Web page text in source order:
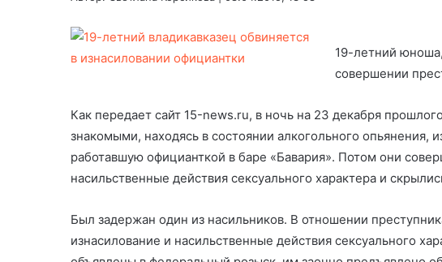
19-летний
совершении
Как передает сайт 15-news.ru, в ночь на 23 декабря
знакомыми, находясь в состоянии алкогольного опьянения,
работавшую официанткой в баре «Бавария». Потом они
насильственные действия сексуального характера и
Был задержан один из насильников. В отношении
изнасилование и насильственные действия сексуального